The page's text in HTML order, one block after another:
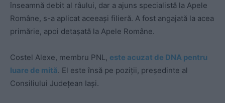
înseamnă debit al râului, dar a ajuns specialistă la Apele
Române, s-a aplicat aceeași filieră. A fost angajată la acea
primărie, apoi detașată la Apele Române.
Costel Alexe, membru PNL, este acuzat de DNA pentru
luare de mită. El este însă pe poziții, președinte al
Consiliului Județean Iași.